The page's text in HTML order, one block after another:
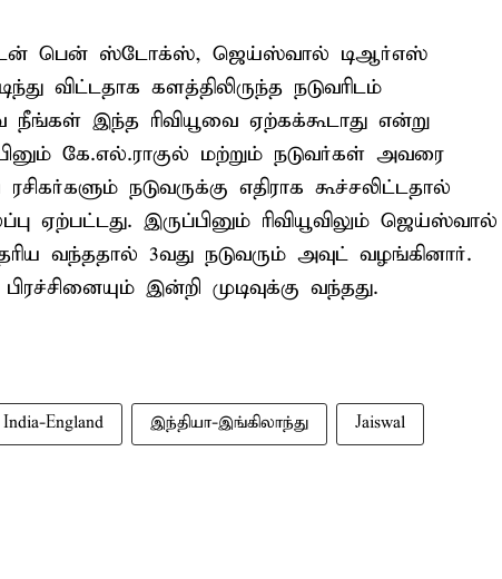
பென் ஸ்டோக்ஸ், ஜெய்ஸ்வால் டிஆர்எஸ்
விட்டதாக களத்திலிருந்த நடுவரிடம்
நீங்கள் இந்த ரிவியூவை ஏற்கக்கூடாது என்று
கே.எல்.ராகுல் மற்றும் நடுவர்கள் அவரை
நடுவருக்கு எதிராக கூச்சலிட்டதால்
ஏற்பட்டது. இருப்பினும் ரிவியூவிலும் ஜெய்ஸ்வால்
வந்ததால் 3வது நடுவரும் அவுட் வழங்கினார்.
இன்றி முடிவுக்கு வந்தது.
India-England இந்தியா-இங்கிலாந்து Jaiswal